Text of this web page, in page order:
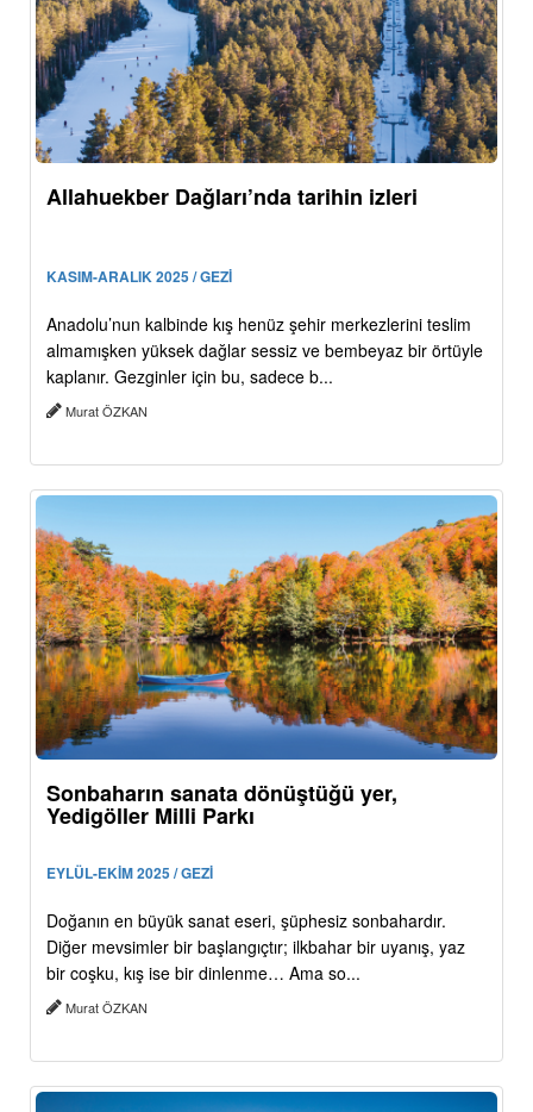
Allahuekber Dağları’nda tarihin izleri
KASIM-ARALIK 2025 / GEZİ
Anadolu’nun kalbinde kış henüz şehir merkezlerini teslim
almamışken yüksek dağlar sessiz ve bembeyaz bir örtüyle
kaplanır. Gezginler için bu, sadece b...
Murat ÖZKAN
Sonbaharın sanata dönüştüğü yer,
Yedigöller Milli Parkı
EYLÜL-EKİM 2025 / GEZİ
Doğanın en büyük sanat eseri, şüphesiz sonbahardır.
Diğer mevsimler bir başlangıçtır; ilkbahar bir uyanış, yaz
bir coşku, kış ise bir dinlenme… Ama so...
Murat ÖZKAN